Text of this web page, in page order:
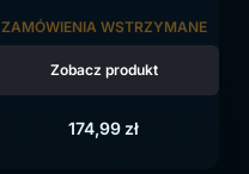
174,99 zł
ZAMÓWIENIA WSTRZYMANE
Zobacz produkt